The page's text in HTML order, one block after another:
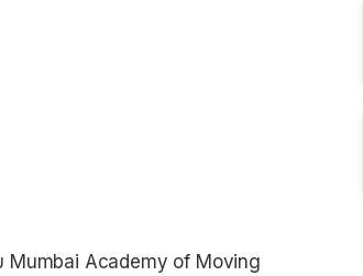
Mumbai Academy of Moving